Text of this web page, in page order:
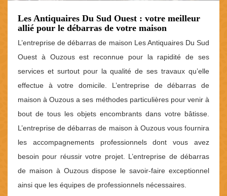
Les Antiquaires Du Sud Ouest : votre meilleur
allié pour le débarras de votre maison
L’entreprise de débarras de maison Les Antiquaires Du Sud
Ouest à Ouzous est reconnue pour la rapidité de ses
services et surtout pour la qualité de ses travaux qu’elle
effectue à votre domicile. L’entreprise de débarras de
maison à Ouzous a ses méthodes particulières pour venir à
bout de tous les objets encombrants dans votre bâtisse.
L’entreprise de débarras de maison à Ouzous vous fournira
les accompagnements professionnels dont vous avez
besoin pour réussir votre projet. L’entreprise de débarras
de maison à Ouzous dispose le savoir-faire exceptionnel
ainsi que les équipes de professionnels nécessaires.